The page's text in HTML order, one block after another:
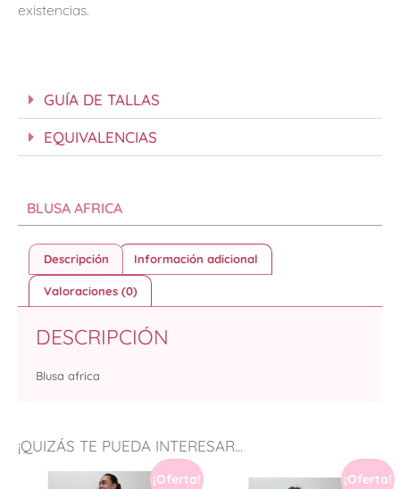
existencias.
GUÍA DE TALLAS
EQUIVALENCIAS
¡QUIZÁS TE PUEDA INTERESAR...
¡Oferta! ¡Oferta!
BLUSA AFRICA
Descripción Información adicional
Valoraciones (0)
DESCRIPCIÓN
Blusa africa